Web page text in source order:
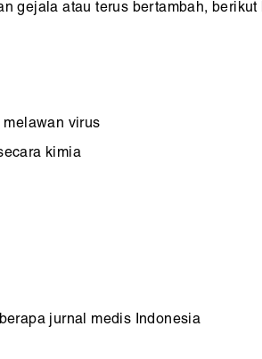
gejala atau terus bertambah,
melawan virus
kimia
jurnal medis Indonesia